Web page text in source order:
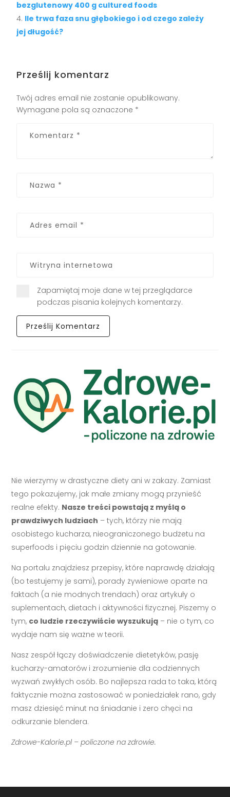
bezglutenowy 400 g cultured foods
Ile trwa faza snu głębokiego i od czego zależy
jej długość?
Prześlij komentarz
Twój adres email nie zostanie opublikowany.
Wymagane pola są oznaczone *
Zapamiętaj moje dane w tej przeglądarce
podczas pisania kolejnych komentarzy.
Nie wierzymy w drastyczne diety ani w zakazy. Zamiast
tego pokazujemy, jak małe zmiany mogą przynieść
realne efekty. Nasze treści powstają z myślą o
prawdziwych ludziach – tych, którzy nie mają
osobistego kucharza, nieograniczonego budżetu na
superfoods i pięciu godzin dziennie na gotowanie.
Na portalu znajdziesz przepisy, które naprawdę działają
(bo testujemy je sami), porady żywieniowe oparte na
faktach (a nie modnych trendach) oraz artykuły o
suplementach, dietach i aktywności fizycznej. Piszemy o
tym, co ludzie rzeczywiście wyszukują – nie o tym, co
wydaje nam się ważne w teorii.
Nasz zespół łączy doświadczenie dietetyków, pasję
kucharzy-amatorów i zrozumienie dla codziennych
wyzwań zwykłych osób. Bo najlepsza rada to taka, którą
faktycznie można zastosować w poniedziałek rano, gdy
masz dziesięć minut na śniadanie i zero chęci na
odkurzanie blendera.
Zdrowe-Kalorie.pl – policzone na zdrowie.